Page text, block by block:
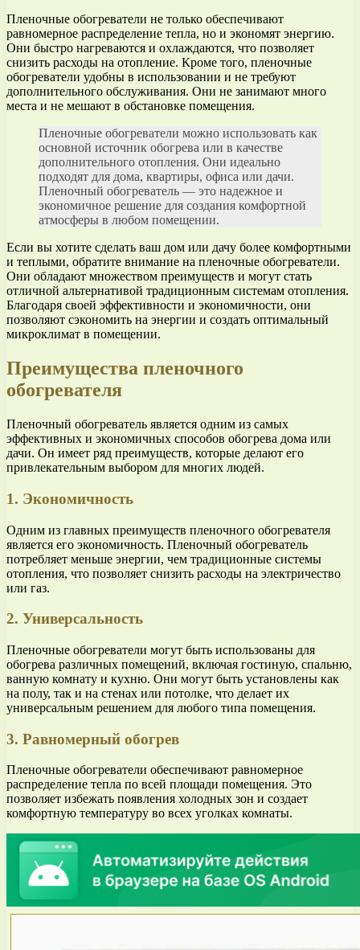
Пленочные обогреватели не только обеспечивают
равномерное распределение тепла, но и экономят энергию.
Они быстро нагреваются и охлаждаются, что позволяет
снизить расходы на отопление. Кроме того, пленочные
обогреватели удобны в использовании и не требуют
дополнительного обслуживания. Они не занимают много
места и не мешают в обстановке помещения.
Пленочные обогреватели можно использовать как
основной источник обогрева или в качестве
дополнительного отопления. Они идеально
подходят для дома, квартиры, офиса или дачи.
Пленочный обогреватель — это надежное и
экономичное решение для создания комфортной
атмосферы в любом помещении.
Если вы хотите сделать ваш дом или дачу более комфортными
и теплыми, обратите внимание на пленочные обогреватели.
Они обладают множеством преимуществ и могут стать
отличной альтернативой традиционным системам отопления.
Благодаря своей эффективности и экономичности, они
позволяют сэкономить на энергии и создать оптимальный
микроклимат в помещении.
Преимущества пленочного
обогревателя
Пленочный обогреватель является одним из самых
эффективных и экономичных способов обогрева дома или
дачи. Он имеет ряд преимуществ, которые делают его
привлекательным выбором для многих людей.
1. Экономичность
Одним из главных преимуществ пленочного обогревателя
является его экономичность. Пленочный обогреватель
потребляет меньше энергии, чем традиционные системы
отопления, что позволяет снизить расходы на электричество
или газ.
2. Универсальность
Пленочные обогреватели могут быть использованы для
обогрева различных помещений, включая гостиную, спальню,
ванную комнату и кухню. Они могут быть установлены как
на полу, так и на стенах или потолке, что делает их
универсальным решением для любого типа помещения.
3. Равномерный обогрев
Пленочные обогреватели обеспечивают равномерное
распределение тепла по всей площади помещения. Это
позволяет избежать появления холодных зон и создает
комфортную температуру во всех уголках комнаты.